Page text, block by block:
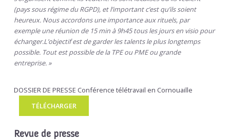
(pays sous régime du RGPD), et l’important c’est qu’ils soient
heureux. Nous accordons une importance aux rituels, par
exemple une réunion de 15 min à 9h45 tous les jours en visio pour
échanger.L’objectif est de garder les talents le plus longtemps
possible. Tout est possible de la TPE ou PME ou grande
entreprise. »
DOSSIER DE PRESSE Conférence télétravail en Cornouaille
TÉLÉCHARGER
Revue de presse